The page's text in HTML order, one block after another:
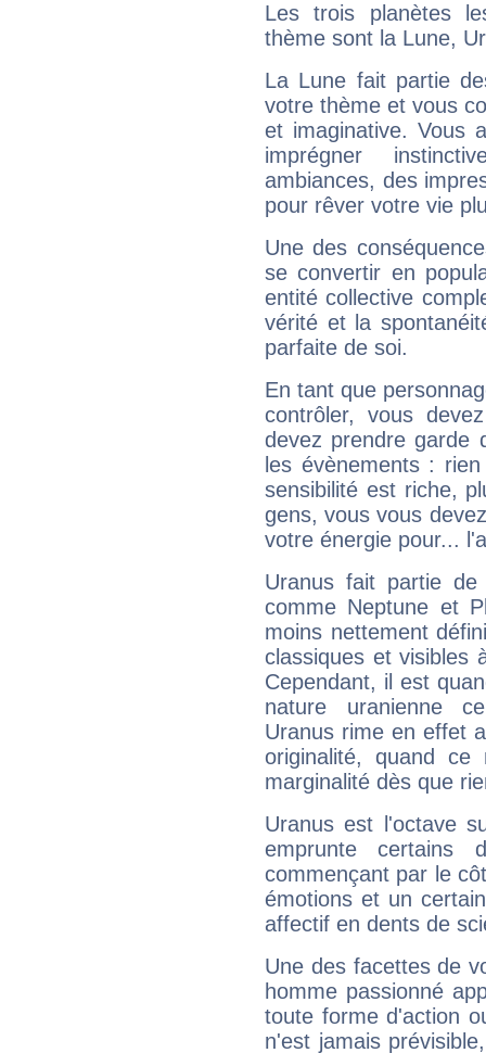
Les trois planètes
thème sont la Lune,
La Lune fait partie
votre thème et vous
et imaginative. Vous
imprégner
ambiances, des
pour rêver votre vie
Une des
se convertir en
entité collective
vérité et la
parfaite de soi.
En tant que
contrôler, vous
devez prendre garde
les évènements :
sensibilité est riche,
gens, vous vous
votre énergie pour...
Uranus fait partie
comme Neptune et
moins nettement
classiques et visibles
Cependant, il est
nature uranienne
Uranus rime en effet
originalité, quand ce
marginalité dès que
Uranus est l'octave
emprunte
commençant par le
émotions et un
affectif en dents de
Une des facettes de
homme passionné
toute forme d'action
n'est jamais